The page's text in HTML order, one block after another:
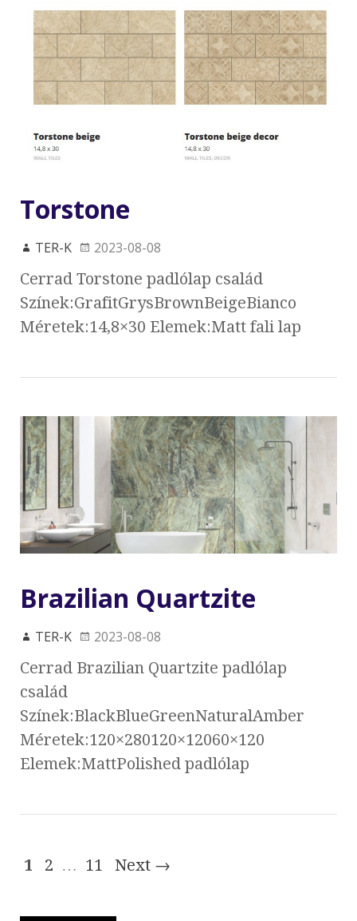
Torstone
TER-K 2023-08-08
Cerrad Torstone padlólap család
Színek:GrafitGrysBrownBeigeBianco
Méretek:14,8×30 Elemek:Matt fali lap
Brazilian Quartzite
TER-K 2023-08-08
Cerrad Brazilian Quartzite padlólap
család
Színek:BlackBlueGreenNaturalAmber
Méretek:120×280120×12060×120
Elemek:MattPolished padlólap
1 2 … 11 Next →